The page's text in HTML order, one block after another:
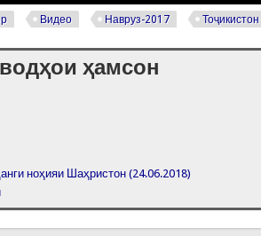
Видео Навруз-2017
ҳамсон
ноҳияи Шаҳристон (24.06.2018)